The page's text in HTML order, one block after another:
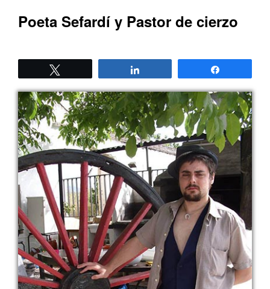
Poeta Sefardí y Pastor de cierzo